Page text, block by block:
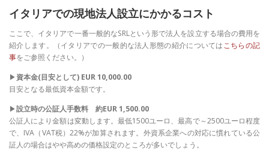
イタリアでの現地法人設立にかかるコスト
ここで、イタリアで一番一般的なSRLという形で法人を設立する場合の費用を
紹介します。（イタリアでの一般的な法人形態の紹介についてはこちらの記
事をご参照ください。）
▶資本金(目安として) EUR 10,000.00
目安となる最低資本金額です。
▶設立時の公証人手数料 約EUR 1,500.00
公証人により金額は変動します。最低1500ユーロ、最高で～2500ユーロ程度
で、IVA（VAT税）22%が加算されます。外資系企業への対応に慣れている公
証人の場合はやや高めの価格設定のところが多いでしょう。